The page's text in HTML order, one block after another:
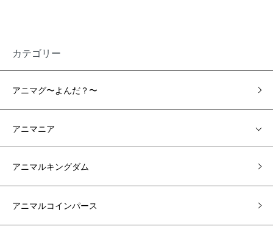
カテゴリー
アニマグ〜よんだ？〜
アニマニア
アニマルキングダム
アニマルコインパース